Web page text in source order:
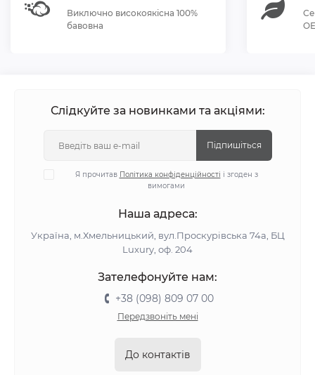
Виключно високоякісна 100%
бавовна
Слідкуйте за новинками та акціями:
Підпишіться
Я прочитав Політика конфіденційності і згоден з
вимогами
Наша адреса:
Україна, м.Хмельницький, вул.Проскурівська 74а, БЦ
Luxury, оф. 204
Зателефонуйте нам:
+38 (098) 809 07 00
Передзвоніть мені
До контактів